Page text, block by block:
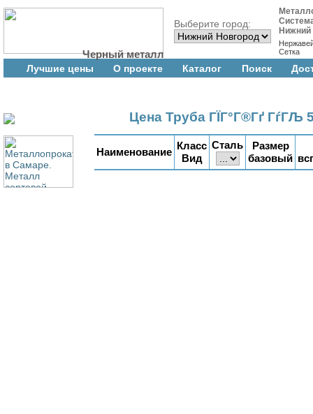
Черный металл
Выберите город:
Нижний
Сетка
Лучшие цены О проекте Каталог Поиск
Цена Труба ГЇГ°Г®Гґ
Наименование
Класс
Вид
Сталь
Размер
базовый